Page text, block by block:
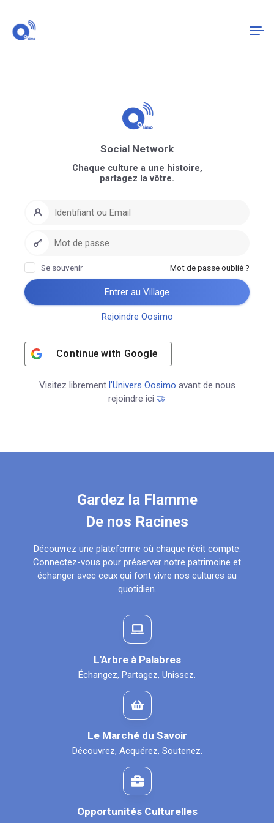
Gardez la Flamme
De nos Racines
Découvrez une plateforme où chaque récit compte.
Connectez-vous pour préserver notre patrimoine et
échanger avec ceux qui font vivre nos cultures au
quotidien.
L'Arbre à Palabres
Échangez, Partagez, Unissez.
Le Marché du Savoir
Découvrez, Acquérez, Soutenez.
Opportunités Culturelles
Social Network
Chaque culture a une histoire,
partagez la vôtre.
Se souvenir Mot de passe oublié ?
Entrer au Village
Rejoindre Oosimo
Continue with Google
Visitez librement l’Univers Oosimo avant de nous
rejoindre ici 🤝